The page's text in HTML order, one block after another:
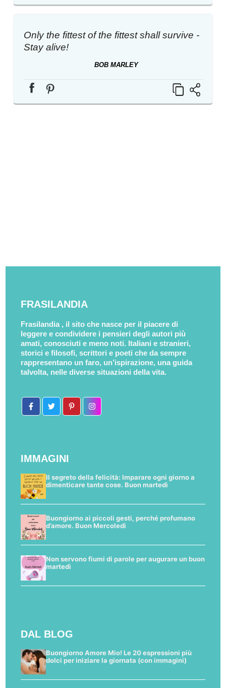
Only the fittest of the fittest shall survive -
Stay alive!
BOB MARLEY
FRASILANDIA
Frasilandia , il sito che nasce per il piacere di
leggere e condividere i pensieri degli autori più
amati, conosciuti e meno noti. Italiani e stranieri,
storici e filosofi, scrittori e poeti che da sempre
rappresentano un faro, un’ispirazione, una guida
talvolta, nelle diverse situazioni della vita.
IMMAGINI
Il segreto della felicità: Imparare ogni giorno a
dimenticare tante cose. Buon martedì
Buongiorno ai piccoli gesti, perché profumano
d’amore. Buon Mercoledì
Non servono fiumi di parole per augurare un buon
martedì
DAL BLOG
Buongiorno Amore Mio! Le 20 espressioni più
dolci per iniziare la giornata (con immagini)